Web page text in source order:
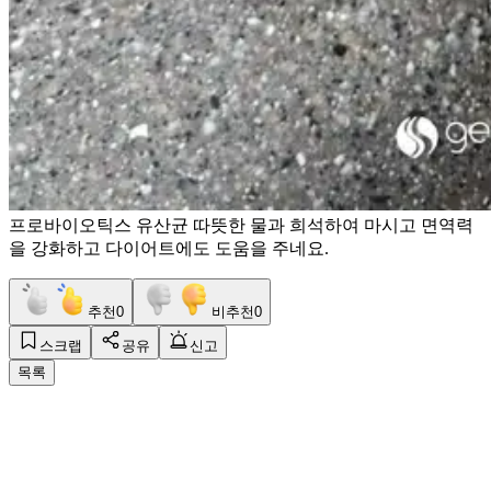
프로바이오틱스 유산균 따뜻한 물과 희석하여 마시고 면역력
을 강화하고 다이어트에도 도움을 주네요.
추천0 비추천0
스크랩 공유
신고
목록